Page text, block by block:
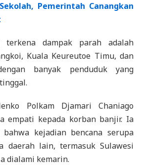
Pemerintah Canangkan
terkena dampak parah adalah
Kuala Keureutoe Timu, dan
banyak penduduk yang
Polkam Djamari Chaniago
empati kepada korban banjir. Ia
kejadian bencana serupa
daerah lain, termasuk Sulawesi
dialami kemarin.